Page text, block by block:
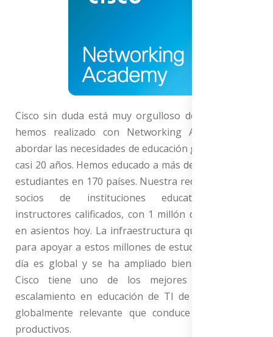
Cisco sin duda está muy orgulloso del trabajo que
hemos realizado con Networking Academy para
abordar las necesidades de educación global durante
casi 20 años. Hemos educado a más de 5 millones de
estudiantes en 170 países. Nuestra red incluye 9,000
socios de instituciones educativas, 20,000
instructores calificados, con 1 millón de estudiantes
en asientos hoy. La infraestructura que manejamos
para apoyar a estos millones de estudiantes hoy en
día es global y se ha ampliado bien. En resumen,
Cisco tiene uno de los mejores registros de
escalamiento en educación de TI de alta calidad y
globalmente relevante que conduce a graduados
productivos.